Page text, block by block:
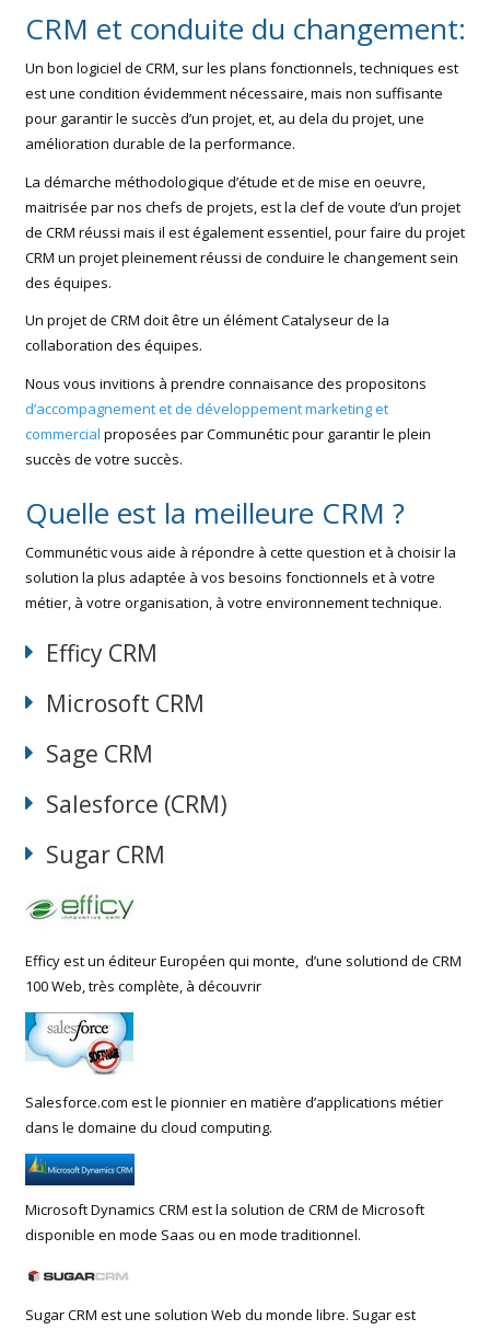
CRM et conduite du changement:
Un bon logiciel de CRM, sur les plans fonctionnels, techniques est
est une condition évidemment nécessaire, mais non suffisante
pour garantir le succès d’un projet, et, au dela du projet, une
amélioration durable de la performance.
La démarche méthodologique d’étude et de mise en oeuvre,
maitrisée par nos chefs de projets, est la clef de voute d’un projet
de CRM réussi mais il est également essentiel, pour faire du projet
CRM un projet pleinement réussi de conduire le changement sein
des équipes.
Un projet de CRM doit être un élément Catalyseur de la
collaboration des équipes.
Nous vous invitions à prendre connaisance des propositons
d’accompagnement et de développement marketing et
commercial proposées par Communétic pour garantir le plein
succès de votre succès.
Quelle est la meilleure CRM ?
Communétic vous aide à répondre à cette question et à choisir la
solution la plus adaptée à vos besoins fonctionnels et à votre
métier, à votre organisation, à votre environnement technique.
Efficy CRM
Microsoft CRM
Sage CRM
Salesforce (CRM)
Sugar CRM
Efficy est un éditeur Européen qui monte, d’une solutiond de CRM
100 Web, très complète, à découvrir
Salesforce.com est le pionnier en matière d’applications métier
dans le domaine du cloud computing.
Microsoft Dynamics CRM est la solution de CRM de Microsoft
disponible en mode Saas ou en mode traditionnel.
Sugar CRM est une solution Web du monde libre. Sugar est